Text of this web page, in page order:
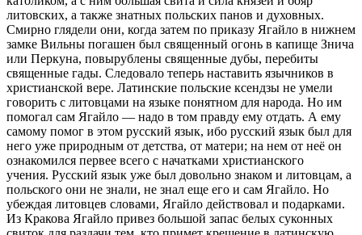
литовских, а также знатных польских панов и духовных.
Смирно глядели они, когда затем по приказу Ягайло в нижнем
замке Вильны погашен был священный огонь в капище Знича
или Перкуна, повырублены священные дубы, перебиты
священные гады. Следовало теперь наставить язычников в
христианской вере. Латинские польские ксендзы не умели
говорить с литовцами на языке понятном для народа. Но им
помогал сам Ягайло — надо в том правду ему отдать. А ему
самому помог в этом русский язык, ибо русский язык был для
него уже природным от детства, от матери; на нем от неё он
ознакомился первее всего с начатками христианского
учения. Русский язык уже был довольно знаком и литовцам, а
польского они не знали, не знал еще его и сам Ягайло. Но
убеждая литовцев словами, Ягайло действовал и подарками.
Из Кракова Ягайло привез большой запас белых суконных